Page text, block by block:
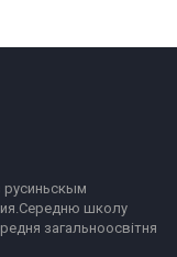
русиньскым
школу
загальноосвітня